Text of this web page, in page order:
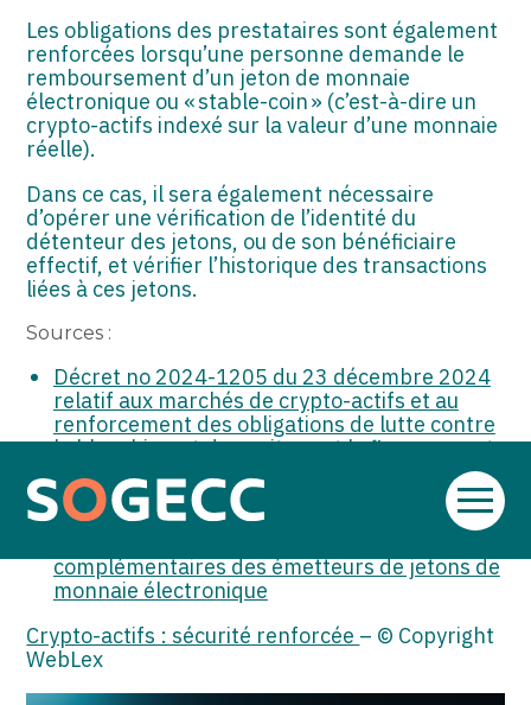
Aller
Les obligations des prestataires sont également
renforcées lorsqu’une personne demande le
remboursement d’un jeton de monnaie
électronique ou « stable-coin » (c’est-à-dire un
crypto-actifs indexé sur la valeur d’une monnaie
réelle).
Dans ce cas, il sera également nécessaire
d’opérer une vérification de l’identité du
détenteur des jetons, ou de son bénéficiaire
effectif, et vérifier l’historique des transactions
liées à ces jetons.
Sources :
Décret no 2024-1205 du 23 décembre 2024
relatif aux marchés de crypto-actifs et au
renforcement des obligations de lutte contre
le blanchiment de capitaux et le financement
crypto-actifs
Décret no 2024-1216 du 28 décembre 2024
complémentaires des émetteurs de jetons de
monnaie électronique
Crypto-actifs : sécurité renforcée – © Copyright
WebLex